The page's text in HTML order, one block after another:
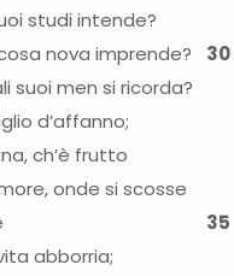
studi intende?
nova imprende? 30
suoi men si ricorda?
d’affanno;
ch’è frutto
onde si scosse
la morte 35
abborria;